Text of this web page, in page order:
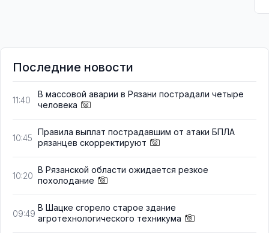
Последние новости
11:40
В массовой аварии в Рязани пострадали четыре
человека
10:45
Правила выплат пострадавшим от атаки БПЛА
рязанцев скорректируют
10:20
В Рязанской области ожидается резкое
похолодание
09:49
В Шацке сгорело старое здание
агротехнологического техникума